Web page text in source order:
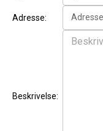
Adresse: Adresse
Beskrivelse: